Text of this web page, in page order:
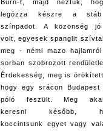
Burn-t, majd néztük,
legózza készre a
színpadot. A közönség
volt, egyesek spanglit
meg - némi mazo
sorban szobrozott
Érdekesség, meg is
hogy egy srácon Budapest
póló feszült. Meg
keresni később,
koccintsunk egyet vagy